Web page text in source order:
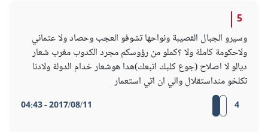
5
وسيرو الجبال القصيبة ونواحها تشوفو العجب وحصاد ولا عتماني
ولاحكومة كاملة ولا ؟كملو من رؤوسكم مجرد الكدوب مغرب شعار
ديالو لا اصلاح (جوع كلبك اتبعك)هدا هوشعار خدام الدولة ولادنا
تكلخو منداستقلال والي ان اتي استعمار
4
2017/08/11 - 04:43